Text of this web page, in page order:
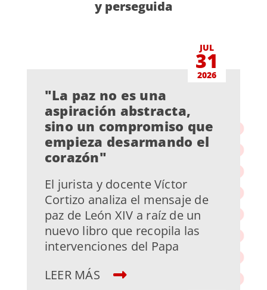
y perseguida
JUL
31
2026
"La paz no es una
aspiración abstracta,
sino un compromiso que
empieza desarmando el
corazón"
El jurista y docente Víctor
Cortizo analiza el mensaje de
paz de León XIV a raíz de un
nuevo libro que recopila las
intervenciones del Papa
LEER MÁS